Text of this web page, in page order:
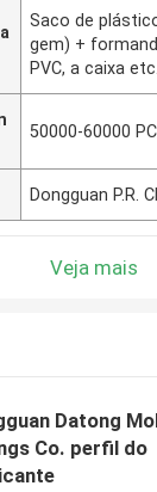
Saco de
gem) +
PVC, a caixa
50000-60000
Dongguan P.R.
Veja mais
Datong
Co. perfil do